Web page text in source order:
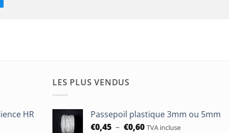
HR
LES PLUS VENDUS
Passepoil plastique 3mm ou 5mm
€0,45 – €0,60Plage
TVA incluse